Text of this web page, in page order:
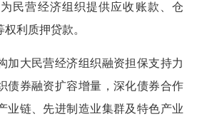
民营经济组织提供应收账款、仓
利质押贷款。
大民营经济组织融资担保支持力
债券融资扩容增量，深化债券合作
业链、先进制造业集群及特色产业